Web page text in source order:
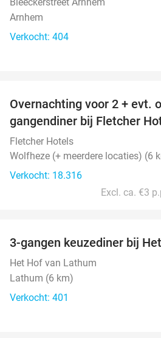
Arnhem
Verkocht: 404
Overnachting voor 2 + evt.
gangendiner bij Fletcher
Fletcher Hotels
Wolfheze (+ meerdere locaties) (6
Verkocht: 18.316
Excl. ca. €3
3-gangen keuzediner bij
Het Hof van Lathum
Lathum (6 km)
Verkocht: 401